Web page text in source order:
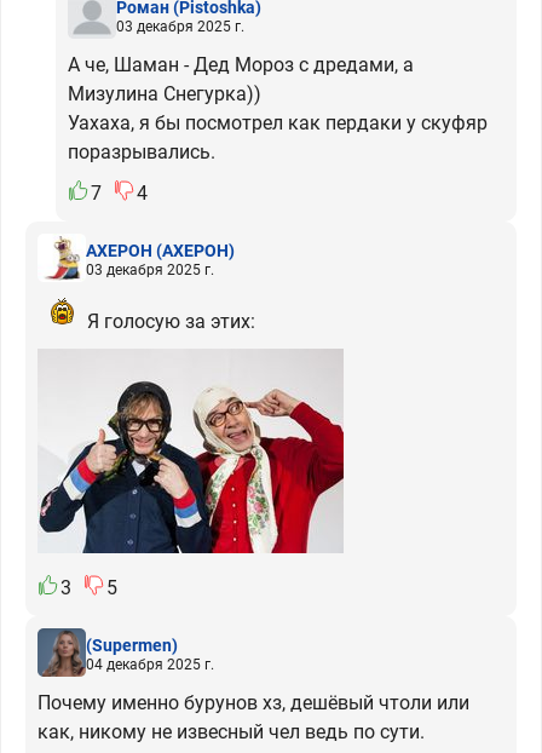
Роман(Pistoshka)
03 декабря 2025 г.
А че, Шаман - Дед Мороз с дредами, а
Мизулина Снегурка))
Уахаха, я бы посмотрел как пердаки у скуфяр
поразрывались.
7
4
АХЕРОН (АХЕРОН)
03 декабря 2025 г.
Я голосую за этих:
3 5
(Supermen)
04 декабря 2025 г.
Почему именно бурунов хз, дешёвый чтоли или
как, никому не извесный чел ведь по сути.